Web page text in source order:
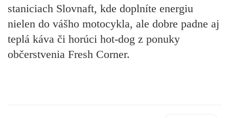
staniciach Slovnaft, kde doplníte energiu
nielen do vášho motocykla, ale dobre padne aj
teplá káva či horúci hot-dog z ponuky
občerstvenia Fresh Corner.